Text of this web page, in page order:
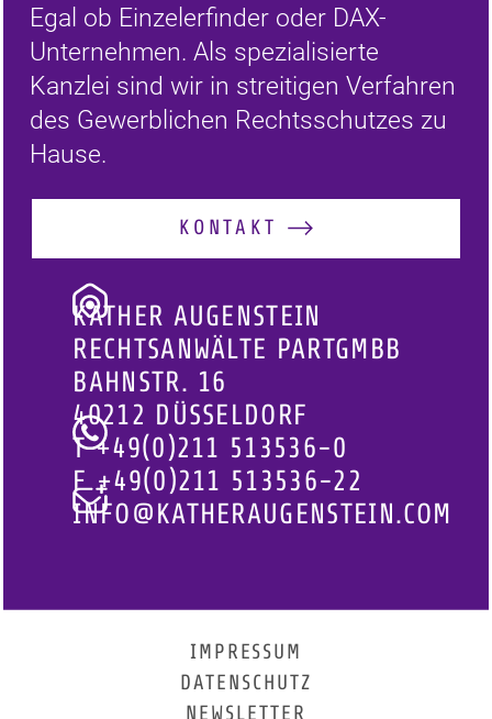
Egal ob Einzelerfinder oder DAX-
Unternehmen. Als spezialisierte
Kanzlei sind wir in streitigen Verfahren
des Gewerblichen Rechtsschutzes zu
Hause.
KONTAKT
KATHER AUGENSTEIN
RECHTSANWÄLTE PARTGMBB
BAHNSTR. 16
40212 DÜSSELDORF
T+49(0)211 513536-0
F+49(0)211 513536-22
INFO@KATHERAUGENSTEIN.COM
IMPRESSUM
DATENSCHUTZ
NEWSLETTER